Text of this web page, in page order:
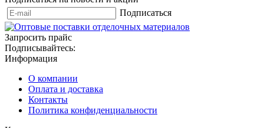
Подписаться
Запросить прайс
Подписывайтесь:
Информация
О компании
Оплата и доставка
Контакты
Политика конфиденциальности